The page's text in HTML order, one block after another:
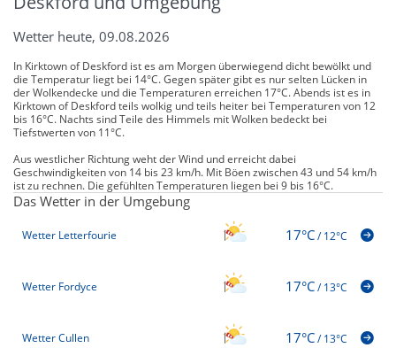
Wetter heute, 09.08.2026
In Kirktown of Deskford ist es am Morgen überwiegend dicht bewölkt und
die Temperatur liegt bei 14°C. Gegen später gibt es nur selten Lücken in
der Wolkendecke und die Temperaturen erreichen 17°C. Abends ist es in
Kirktown of Deskford teils wolkig und teils heiter bei Temperaturen von 12
bis 16°C. Nachts sind Teile des Himmels mit Wolken bedeckt bei
Tiefstwerten von 11°C.
Aus westlicher Richtung weht der Wind und erreicht dabei
Geschwindigkeiten von 14 bis 23 km/h. Mit Böen zwischen 43 und 54 km/h
ist zu rechnen. Die gefühlten Temperaturen liegen bei 9 bis 16°C.
Das Wetter in der Umgebung
Wetter Letterfourie 17°C/12°C
Wetter Fordyce 17°C/13°C
Wetter Cullen 17°C/13°C